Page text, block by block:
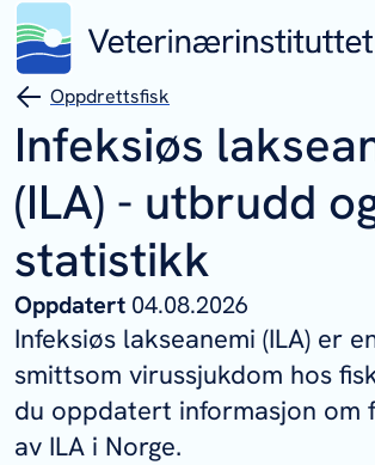
Oppdrettsfisk
Infeksiøs
(ILA) - utbrudd
statistikk
Oppdatert 04.08.2026
Infeksiøs lakseanemi (ILA) er
smittsom virussjukdom hos
du oppdatert informasjon om
av ILA i Norge.